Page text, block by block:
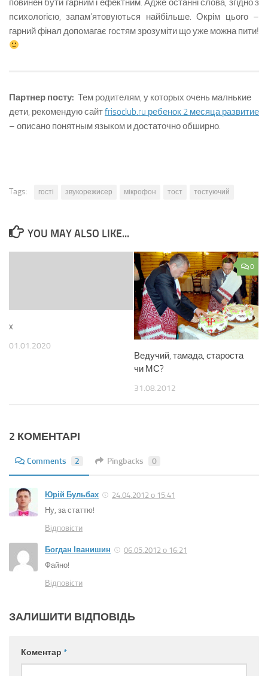
повинен бути гарним і ефектним. Адже останні слова, згідно з
психологією, запам’ятовуються найбільше. Окрім цього –
гарний фінал допомагає гостям зрозуміти що уже можна пити!
Партнер посту: Тем родителям, у которых очень малнькие
дети, рекомендую сайтfrisoclub.ru ребенок 2 месяца развитие
– описано понятным языком и достаточно обширно.
Tags: гості звукорежисер мікрофон тост тостуючий
YOU MAY ALSO LIKE...
x
01.01.2020
0
Ведучий, тамада, староста
чи МС?
31.08.2012
2 КОМЕНТАРІ
Comments 2 Pingbacks 0
Юрій Бульбах
24.04.2012 о 15:41
Ну, за статтю!
Відповіcти
Богдан Іванишин
06.05.2012 о 16:21
Файно!
Відповіcти
ЗАЛИШИТИ ВІДПОВІДЬ
Коментар *